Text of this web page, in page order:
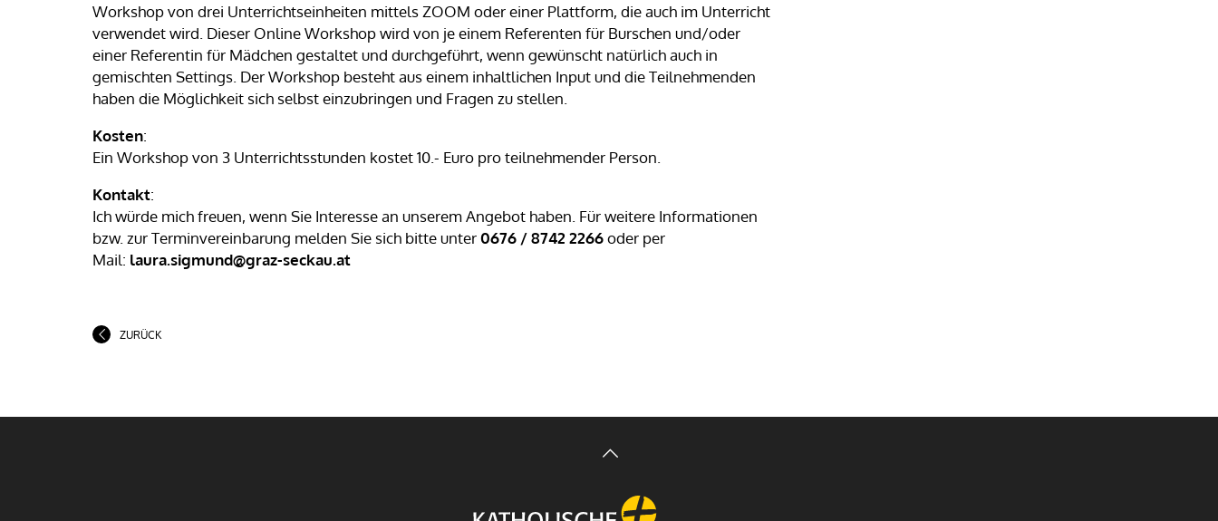
Workshop von drei Unterrichtseinheiten mittels ZOOM oder einer Plattform, die auch im Unterricht
verwendet wird. Dieser Online Workshop wird von je einem Referenten für Burschen und/oder
einer Referentin für Mädchen gestaltet und durchgeführt, wenn gewünscht natürlich auch in
gemischten Settings. Der Workshop besteht aus einem inhaltlichen Input und die Teilnehmenden
haben die Möglichkeit sich selbst einzubringen und Fragen zu stellen.
Kosten:
Ein Workshop von 3 Unterrichtsstunden kostet 10.- Euro pro teilnehmender Person.
Kontakt:
Ich würde mich freuen, wenn Sie Interesse an unserem Angebot haben. Für weitere Informationen
bzw. zur Terminvereinbarung melden Sie sich bitte unter0676 / 8742 2266oder per
Mail: laura.sigmund@graz-seckau.at
ZURÜCK